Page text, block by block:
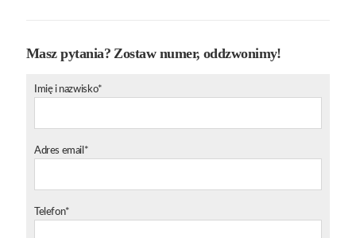
Masz pytania? Zostaw numer, oddzwonimy!
Imię i nazwisko*
Adres email*
Telefon*